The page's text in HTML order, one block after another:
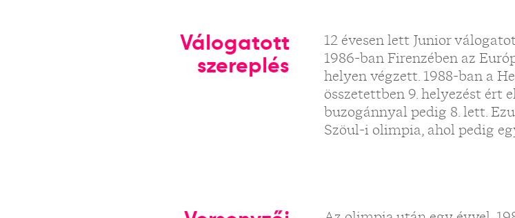
Válogatott
szereplés
12 évesen lett Junior
1986-ban Firenzében az
helyen végzett. 1988-ban a
összetettben 9. helyezést ért
buzogánnyal pedig 8. lett.
Szöul-i olimpia, ahol pedig